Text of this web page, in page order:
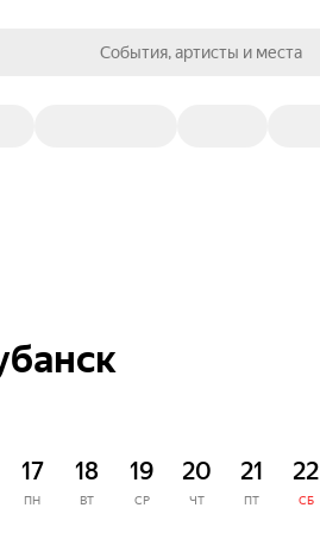
События, артисты и места
17
ПН
18
ВТ
19
СР
20
ЧТ
21
ПТ
22
СБ